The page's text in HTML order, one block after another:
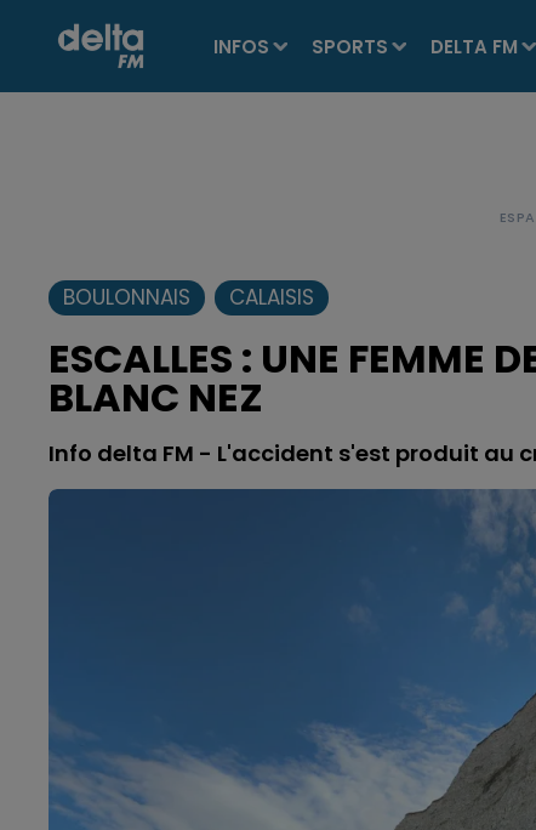
INFOS SPORTS DELTA FM
BOULONNAIS CALAISIS
ESCALLES : UNE FEMME
BLANC NEZ
Info delta FM - L'accident s'est produit au